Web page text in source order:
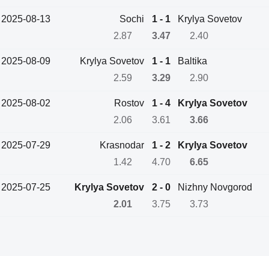
2025-08-13 Sochi 1 - 1
Krylya Sovetov
2.87
3.47 2.40
2025-08-09 Krylya Sovetov 1 - 1
Baltika
2.59
3.29 2.90
2025-08-02 Rostov 1 - 4
Krylya Sovetov
2.06
3.61 3.66
2025-07-29 Krasnodar 1 - 2
Krylya Sovetov
1.42
4.70 6.65
2025-07-25 Krylya Sovetov 2 - 0
Nizhny Novgorod
2.01
3.75 3.73